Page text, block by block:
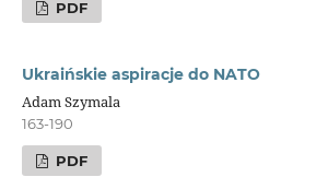
PDF
Ukraińskie aspiracje do NATO
Adam Szymala
163-190
PDF